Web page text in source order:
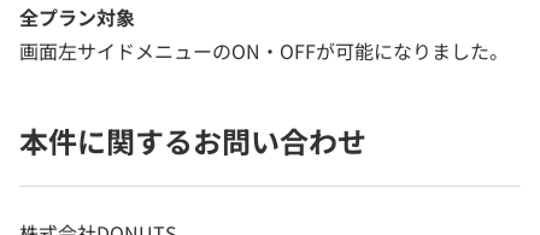
全プラン対象
画面左サイドメニューのON・OFFが可能になりました。
本件に関するお問い合わせ